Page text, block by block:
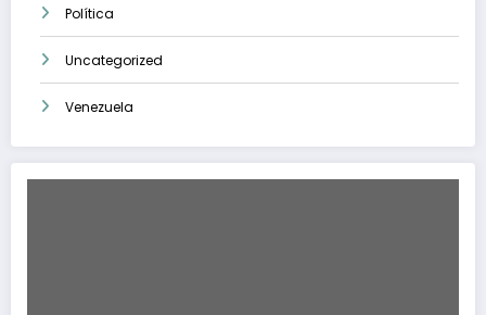
Política
Uncategorized
Venezuela